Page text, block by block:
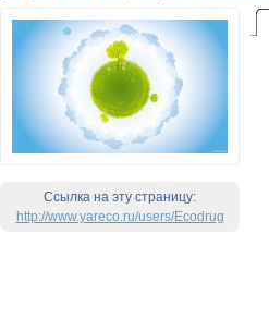
Ссылка на эту страницу:
http://www.yareco.ru/users/Ecodrug